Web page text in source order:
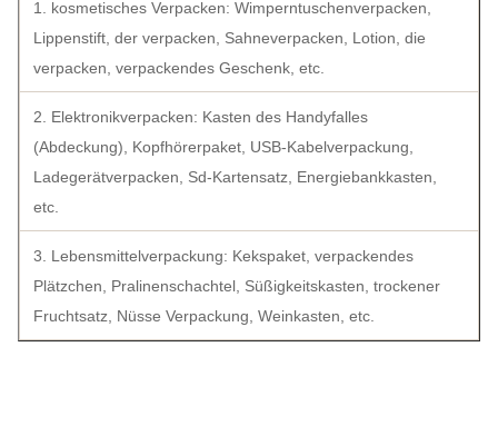
1. kosmetisches Verpacken: Wimperntuschenverpacken,
Lippenstift, der verpacken, Sahneverpacken, Lotion, die
verpacken, verpackendes Geschenk, etc.
2. Elektronikverpacken: Kasten des Handyfalles
(Abdeckung), Kopfhörerpaket, USB-Kabelverpackung,
Ladegerätverpacken, Sd-Kartensatz, Energiebankkasten,
etc.
3. Lebensmittelverpackung: Kekspaket, verpackendes
Plätzchen, Pralinenschachtel, Süßigkeitskasten, trockener
Fruchtsatz, Nüsse Verpackung, Weinkasten, etc.